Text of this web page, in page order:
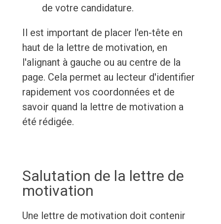
de votre candidature.
Il est important de placer l'en-tête en
haut de la lettre de motivation, en
l'alignant à gauche ou au centre de la
page. Cela permet au lecteur d'identifier
rapidement vos coordonnées et de
savoir quand la lettre de motivation a
été rédigée.
Salutation de la lettre de
motivation
Une lettre de motivation doit contenir